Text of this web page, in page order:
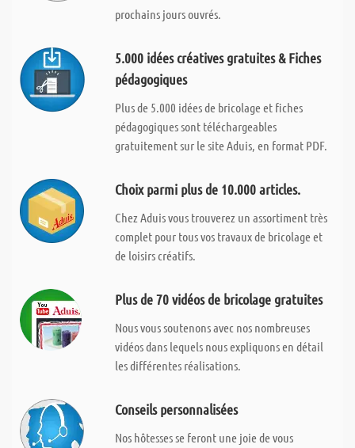
prochains jours ouvrés.
5.000 idées créatives gratuites & Fiches
pédagogiques
Plus de 5.000 idées de bricolage et fiches
pédagogiques sont téléchargeables
gratuitement sur le site Aduis, en format PDF.
Choix parmi plus de 10.000 articles.
Chez Aduis vous trouverez un assortiment très
complet pour tous vos travaux de bricolage et
de loisirs créatifs.
Plus de 70 vidéos de bricolage gratuites
Nous vous soutenons avec nos nombreuses
vidéos dans lequels nous expliquons en détail
les différentes réalisations.
Conseils personnalisées
Nos hôtesses se feront une joie de vous